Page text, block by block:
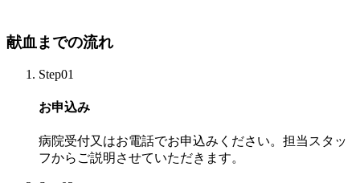
献血までの流れ
Step01
お申込み
病院受付又はお電話でお申込みください。担当スタッ
フからご説明させていただきます。